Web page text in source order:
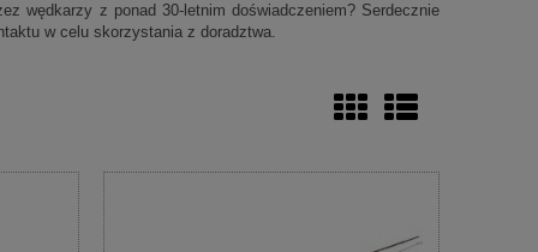
wędkarzy z ponad 30-letnim doświadczeniem? Serdecznie
w celu skorzystania z doradztwa.